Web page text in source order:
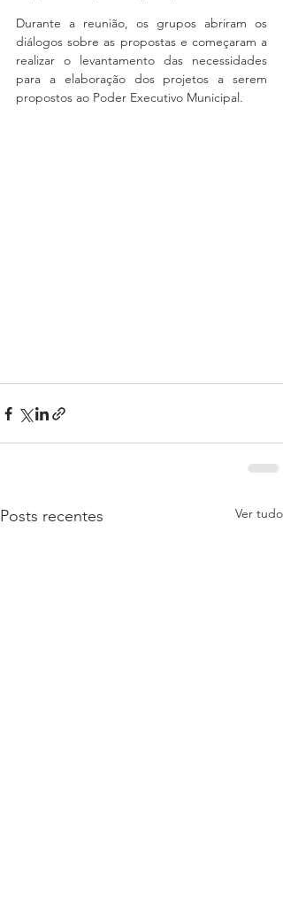
Durante a reunião, os grupos abriram os
diálogos sobre as propostas e começaram a
realizar o levantamento das necessidades
para a elaboração dos projetos a serem
propostos ao Poder Executivo Municipal.
Posts recentes Ver tudo